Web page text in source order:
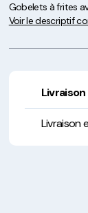
Gobelets à frites
Voir le descriptif
Livraison